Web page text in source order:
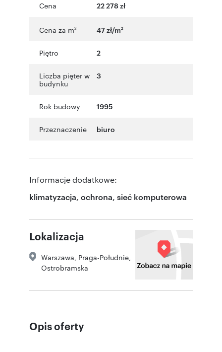
Cena 22 278 zł
Cena za m2 47 zł/m2
Piętro 2
Liczba pięter w
budynku
3
Rok budowy 1995
Przeznaczenie biuro
Informacje dodatkowe:
klimatyzacja, ochrona, sieć komputerowa
Lokalizacja
Warszawa Praga-Południe
Ostrobramska
Opis oferty